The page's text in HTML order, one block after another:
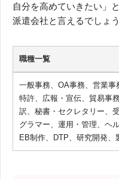
自分を高めていきたい」
派遣会社と言えるでしょう
職種一覧
一般事務、OA事務、営業事
特許、広報・宣伝、貿易事
訳、秘書・セクレタリー、
グラマー、運用・管理、ヘ
EB制作、DTP、研究開発、